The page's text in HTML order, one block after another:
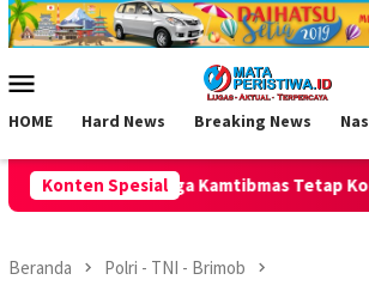
Loncat
ke
Mobile
HOME Hard News Breaking News
Konten Spesial
Tetap Kondusif Polsek
Beranda Polri - TNI - Brimob